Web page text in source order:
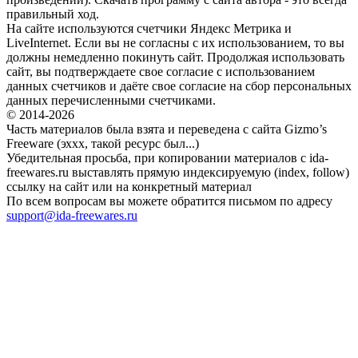
правильный ход.
На сайте используются счетчики Яндекс Метрика и
LiveInternet. Если вы не согласны с их использованием, то вы
должны немедленно покинуть сайт. Продолжая использовать
сайт, вы подтверждаете свое согласие с использованием
данных счетчиков и даёте свое согласие на сбор персональных
данных перечисленными счетчиками.
© 2014-2026
Часть материалов была взята и переведена с сайта Gizmo’s
Freeware (эххх, такой ресурс был...)
Убедительная просьба, при копировании материалов с ida-
freewares.ru выставлять прямую индексируемую (index, follow)
ссылку на сайт или на конкретный материал
По всем вопросам вы можете обратится письмом по адресу
support@ida-freewares.ru